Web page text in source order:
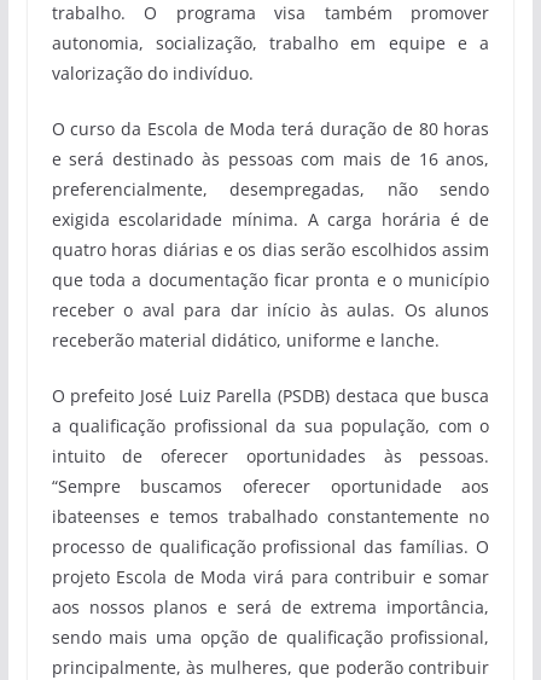
trabalho. O programa visa também promover
autonomia, socialização, trabalho em equipe e a
valorização do indivíduo.
O curso da Escola de Moda terá duração de 80 horas
e será destinado às pessoas com mais de 16 anos,
preferencialmente, desempregadas, não sendo
exigida escolaridade mínima. A carga horária é de
quatro horas diárias e os dias serão escolhidos assim
que toda a documentação ficar pronta e o município
receber o aval para dar início às aulas. Os alunos
receberão material didático, uniforme e lanche.
O prefeito José Luiz Parella (PSDB) destaca que busca
a qualificação profissional da sua população, com o
intuito de oferecer oportunidades às pessoas.
“Sempre buscamos oferecer oportunidade aos
ibateenses e temos trabalhado constantemente no
processo de qualificação profissional das famílias. O
projeto Escola de Moda virá para contribuir e somar
aos nossos planos e será de extrema importância,
sendo mais uma opção de qualificação profissional,
principalmente, às mulheres, que poderão contribuir